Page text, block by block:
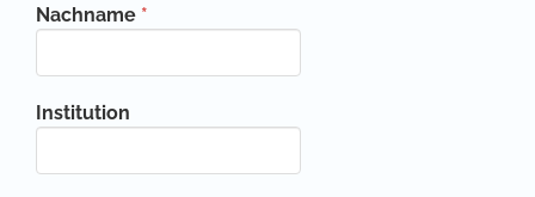
Nachname *
Institution